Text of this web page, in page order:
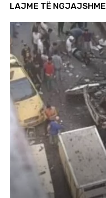
LAJME TË NGJAJSHME